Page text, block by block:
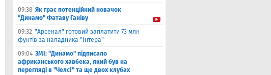
09:38 Як грає потенційний новачок
"Динамо" Фатаву Ганіву
09:32 "Арсенал" готовий заплатити 73 млн
фунтів за нападника "Інтера"
09:04 ЗМІ: "Динамо" підписало
африканського хавбека, який був на
перегляді в "Челсі" та ще двох клубах